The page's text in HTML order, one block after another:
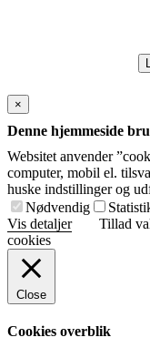
×
Denne hjemmeside
Websitet anvender
computer, mobil el.
huske indstillinger og
Nødvendig
Vis detaljer
Tillad
cookies
Close
Cookies overblik